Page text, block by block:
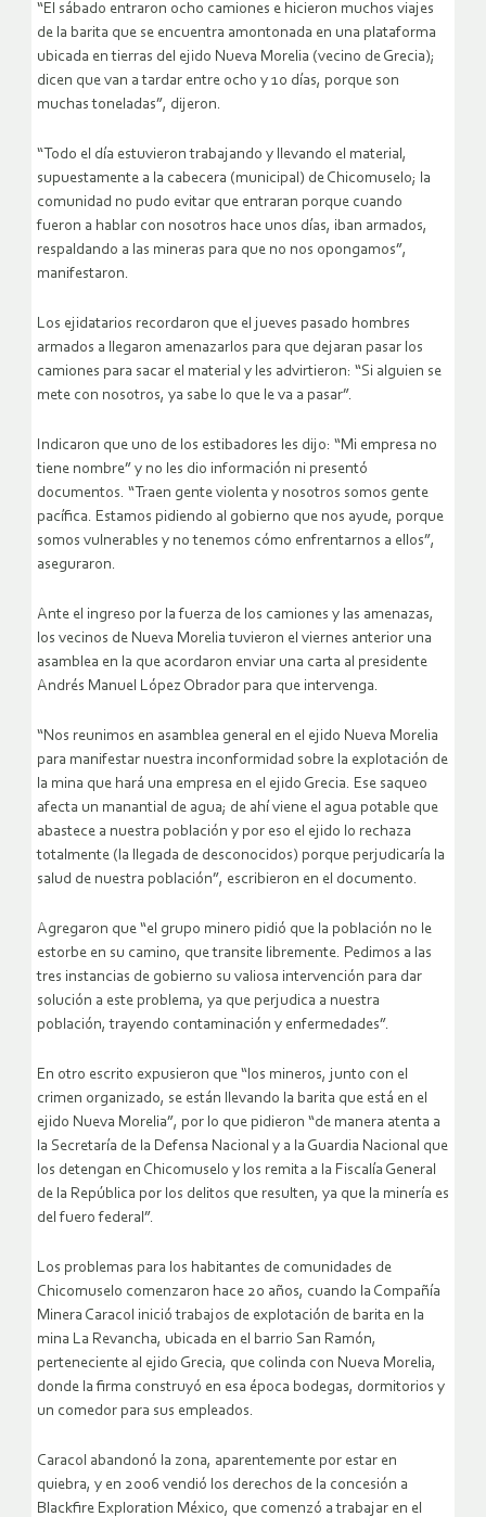
“El sábado entraron ocho camiones e hicieron muchos viajes
de la barita que se encuentra amontonada en una plataforma
ubicada en tierras del ejido Nueva Morelia (vecino de Grecia);
dicen que van a tardar entre ocho y 10 días, porque son
muchas toneladas”, dijeron.
“Todo el día estuvieron trabajando y llevando el material,
supuestamente a la cabecera (municipal) de Chicomuselo; la
comunidad no pudo evitar que entraran porque cuando
fueron a hablar con nosotros hace unos días, iban armados,
respaldando a las mineras para que no nos opongamos”,
manifestaron.
Los ejidatarios recordaron que el jueves pasado hombres
armados a llegaron amenazarlos para que dejaran pasar los
camiones para sacar el material y les advirtieron: “Si alguien se
mete con nosotros, ya sabe lo que le va a pasar”.
Indicaron que uno de los estibadores les dijo: “Mi empresa no
tiene nombre” y no les dio información ni presentó
documentos. “Traen gente violenta y nosotros somos gente
pacífica. Estamos pidiendo al gobierno que nos ayude, porque
somos vulnerables y no tenemos cómo enfrentarnos a ellos”,
aseguraron.
Ante el ingreso por la fuerza de los camiones y las amenazas,
los vecinos de Nueva Morelia tuvieron el viernes anterior una
asamblea en la que acordaron enviar una carta al presidente
Andrés Manuel López Obrador para que intervenga.
“Nos reunimos en asamblea general en el ejido Nueva Morelia
para manifestar nuestra inconformidad sobre la explotación de
la mina que hará una empresa en el ejido Grecia. Ese saqueo
afecta un manantial de agua; de ahí viene el agua potable que
abastece a nuestra población y por eso el ejido lo rechaza
totalmente (la llegada de desconocidos) porque perjudicaría la
salud de nuestra población”, escribieron en el documento.
Agregaron que “el grupo minero pidió que la población no le
estorbe en su camino, que transite libremente. Pedimos a las
tres instancias de gobierno su valiosa intervención para dar
solución a este problema, ya que perjudica a nuestra
población, trayendo contaminación y enfermedades”.
En otro escrito expusieron que “los mineros, junto con el
crimen organizado, se están llevando la barita que está en el
ejido Nueva Morelia”, por lo que pidieron “de manera atenta a
la Secretaría de la Defensa Nacional y a la Guardia Nacional que
los detengan en Chicomuselo y los remita a la Fiscalía General
de la República por los delitos que resulten, ya que la minería es
del fuero federal”.
Los problemas para los habitantes de comunidades de
Chicomuselo comenzaron hace 20 años, cuando la Compañía
Minera Caracol inició trabajos de explotación de barita en la
mina La Revancha, ubicada en el barrio San Ramón,
perteneciente al ejido Grecia, que colinda con Nueva Morelia,
donde la firma construyó en esa época bodegas, dormitorios y
un comedor para sus empleados.
Caracol abandonó la zona, aparentemente por estar en
quiebra, y en 2006 vendió los derechos de la concesión a
Blackfire Exploration México, que comenzó a trabajar en el